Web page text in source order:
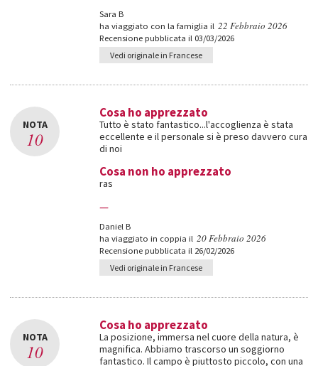
Sara B
ha viaggiato con la famiglia il 22 Febbraio 2026
Recensione pubblicata il 03/03/2026
Vedi originale in Francese
NOTA
10
Cosa ho apprezzato
Tutto è stato fantastico...l'accoglienza è stata
eccellente e il personale si è preso davvero cura
di noi
Cosa non ho apprezzato
ras
—
Daniel B
ha viaggiato in coppia il 20 Febbraio 2026
Recensione pubblicata il 26/02/2026
Vedi originale in Francese
NOTA
10
Cosa ho apprezzato
La posizione, immersa nel cuore della natura, è
magnifica. Abbiamo trascorso un soggiorno
fantastico. Il campo è piuttosto piccolo, con una